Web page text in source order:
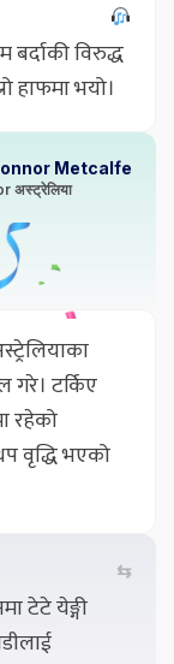
विरुद्ध
हाफमा भयो।
Metcalfe
अस्ट्रेलिया
टर्किए
रहेको
वृद्धि भएको
⇆
टेटे येङ्गी